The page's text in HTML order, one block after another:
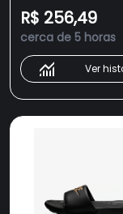
R$ 256,49
cerca de 5 horas
Ver